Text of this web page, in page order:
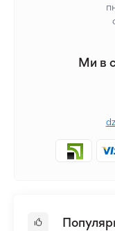
Ми в